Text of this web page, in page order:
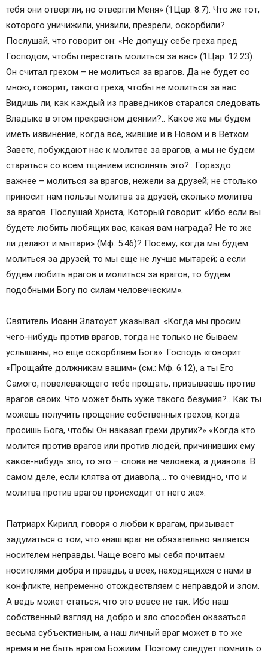
тебя они отвергли, но отвергли Меня» (1Цар. 8:7). Что же тот,
которого уничижили, унизили, презрели, оскорбили?
Послушай, что говорит он: «Не допущу себе греха пред
Господом, чтобы перестать молиться за вас» (1Цар. 12:23).
Он считал грехом – не молиться за врагов. Да не будет со
мною, говорит, такого греха, чтобы не молиться за вас.
Видишь ли, как каждый из праведников старался следовать
Владыке в этом прекрасном деянии?.. Какое же мы будем
иметь извинение, когда все, жившие и в Новом и в Ветхом
Завете, побуждают нас к молитве за врагов, а мы не будем
стараться со всем тщанием исполнять это?.. Гораздо
важнее – молиться за врагов, нежели за друзей; не столько
приносит нам пользы молитва за друзей, сколько молитва
за врагов. Послушай Христа, Который говорит: «Ибо если вы
будете любить любящих вас, какая вам награда? Не то же
ли делают и мытари» (Мф. 5:46)? Посему, когда мы будем
молиться за друзей, то мы еще не лучше мытарей; а если
будем любить врагов и молиться за врагов, то будем
подобными Богу по силам человеческим».
Святитель Иоанн Златоуст указывал: «Когда мы просим
чего-нибудь против врагов, тогда не только не бываем
услышаны, но еще оскорбляем Бога». Господь «говорит:
«Прощайте должникам вашим» (см.: Мф. 6:12), а ты Его
Самого, повелевающего тебе прощать, призываешь против
врагов своих. Что может быть хуже такого безумия?.. Как ты
можешь получить прощение собственных грехов, когда
просишь Бога, чтобы Он наказал грехи других?» «Когда кто
молится против врагов или против людей, причинивших ему
какое-нибудь зло, то это – слова не человека, а диавола. В
самом деле, если клятва от диавола,… то очевидно, что и
молитва против врагов происходит от него же».
Патриарх Кирилл, говоря о любви к врагам, призывает
задуматься о том, что «наш враг не обязательно является
носителем неправды. Чаще всего мы себя почитаем
носителями добра и правды, а всех, находящихся с нами в
конфликте, непременно отождествляем с неправдой и злом.
А ведь может статься, что это вовсе не так. Ибо наш
собственный взгляд на добро и зло способен оказаться
весьма субъективным, а наш личный враг может в то же
время и не быть врагом Божиим. Поэтому следует помнить о